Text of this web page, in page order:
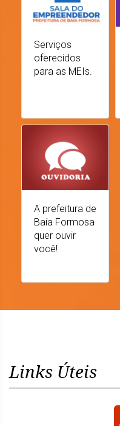
Serviços
oferecidos
para as MEIs.
A prefeitura de
Baía Formosa
quer ouvir
você!
Links Úteis